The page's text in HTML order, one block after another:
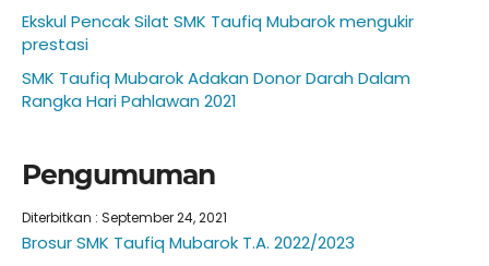
Ekskul Pencak Silat SMK Taufiq Mubarok mengukir
prestasi
SMK Taufiq Mubarok Adakan Donor Darah Dalam
Rangka Hari Pahlawan 2021
Pengumuman
Diterbitkan : September 24, 2021
Brosur SMK Taufiq Mubarok T.A. 2022/2023